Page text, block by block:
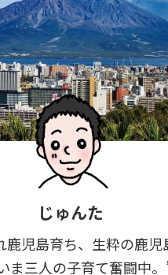
じゅんた
鹿児島育ち、生粋の鹿児
ま三人の子育て奮闘中